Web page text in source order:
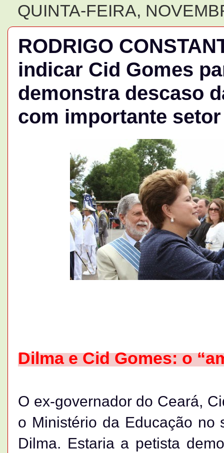
QUINTA-FEIRA,
RODRIGO
indicar Cid Gomes
demonstra descaso
com importante setor
Dilma e Cid Gomes: o
O ex-governador do Ceará,
o Ministério da Educação no
Dilma. Estaria a petista